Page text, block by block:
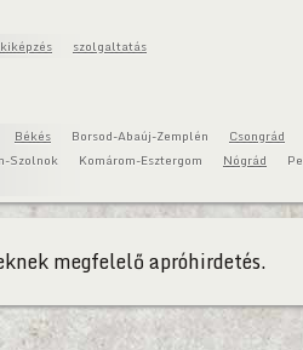
szolgaltatás
Békés Borsod-Abaúj-Zemplén
Csongrád
Szolnok Komárom-Esztergom Nógrád
megfelelő apróhirdetés.